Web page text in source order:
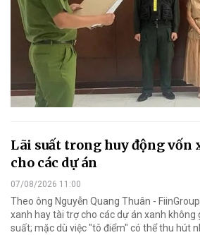
Lãi suất trong huy động vốn
cho các dự án
07/08/2026 11:00
Theo ông Nguyễn Quang Thuân -
xanh hay tài trợ cho các dự án xanh không
suất; mặc dù việc "tô điểm" có thể thu hút